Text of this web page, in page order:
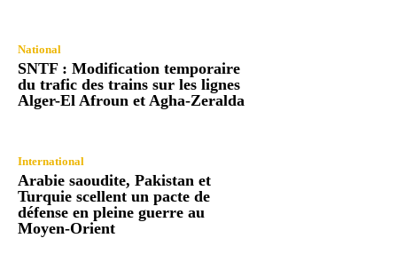
National
SNTF : Modification temporaire
du trafic des trains sur les lignes
Alger-El Afroun et Agha-Zeralda
International
Arabie saoudite, Pakistan et
Turquie scellent un pacte de
défense en pleine guerre au
Moyen-Orient